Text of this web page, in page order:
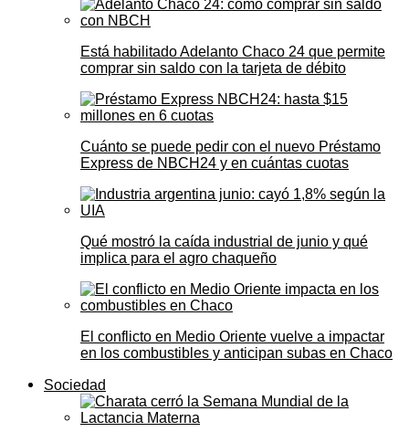
Está habilitado Adelanto Chaco 24 que permite
comprar sin saldo con la tarjeta de débito
Cuánto se puede pedir con el nuevo Préstamo
Express de NBCH24 y en cuántas cuotas
Qué mostró la caída industrial de junio y qué
implica para el agro chaqueño
El conflicto en Medio Oriente vuelve a impactar
en los combustibles y anticipan subas en Chaco
Sociedad